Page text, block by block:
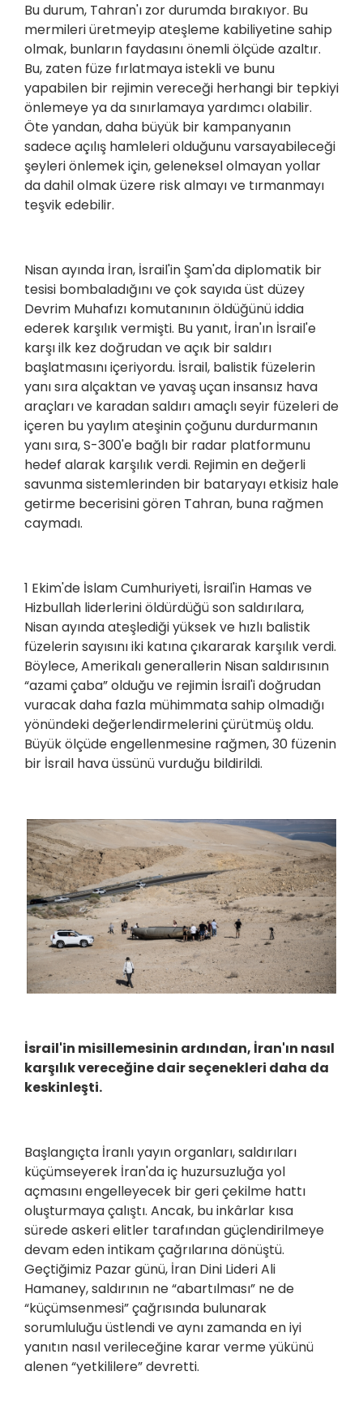
Bu durum, Tahran'ı zor durumda bırakıyor. Bu
mermileri üretmeyip ateşleme kabiliyetine sahip
olmak, bunların faydasını önemli ölçüde azaltır.
Bu, zaten füze fırlatmaya istekli ve bunu
yapabilen bir rejimin vereceği herhangi bir tepkiyi
önlemeye ya da sınırlamaya yardımcı olabilir.
Öte yandan, daha büyük bir kampanyanın
sadece açılış hamleleri olduğunu varsayabileceği
şeyleri önlemek için, geleneksel olmayan yollar
da dahil olmak üzere risk almayı ve tırmanmayı
teşvik edebilir.
Nisan ayında İran, İsrail'in Şam'da diplomatik bir
tesisi bombaladığını ve çok sayıda üst düzey
Devrim Muhafızı komutanının öldüğünü iddia
ederek karşılık vermişti. Bu yanıt, İran'ın İsrail'e
karşı ilk kez doğrudan ve açık bir saldırı
başlatmasını içeriyordu. İsrail, balistik füzelerin
yanı sıra alçaktan ve yavaş uçan insansız hava
araçları ve karadan saldırı amaçlı seyir füzeleri de
içeren bu yaylım ateşinin çoğunu durdurmanın
yanı sıra, S-300'e bağlı bir radar platformunu
hedef alarak karşılık verdi. Rejimin en değerli
savunma sistemlerinden bir bataryayı etkisiz hale
getirme becerisini gören Tahran, buna rağmen
caymadı.
1 Ekim'de İslam Cumhuriyeti, İsrail'in Hamas ve
Hizbullah liderlerini öldürdüğü son saldırılara,
Nisan ayında ateşlediği yüksek ve hızlı balistik
füzelerin sayısını iki katına çıkararak karşılık verdi.
Böylece, Amerikalı generallerin Nisan saldırısının
“azami çaba” olduğu ve rejimin İsrail'i doğrudan
vuracak daha fazla mühimmata sahip olmadığı
yönündeki değerlendirmelerini çürütmüş oldu.
Büyük ölçüde engellenmesine rağmen, 30 füzenin
bir İsrail hava üssünü vurduğu bildirildi.
İsrail'in misillemesinin ardından, İran'ın nasıl
karşılık vereceğine dair seçenekleri daha da
keskinleşti.
Başlangıçta İranlı yayın organları, saldırıları
küçümseyerek İran'da iç huzursuzluğa yol
açmasını engelleyecek bir geri çekilme hattı
oluşturmaya çalıştı. Ancak, bu inkârlar kısa
sürede askeri elitler tarafından güçlendirilmeye
devam eden intikam çağrılarına dönüştü.
Geçtiğimiz Pazar günü, İran Dini Lideri Ali
Hamaney, saldırının ne “abartılması” ne de
“küçümsenmesi” çağrısında bulunarak
sorumluluğu üstlendi ve aynı zamanda en iyi
yanıtın nasıl verileceğine karar verme yükünü
alenen “yetkililere” devretti.